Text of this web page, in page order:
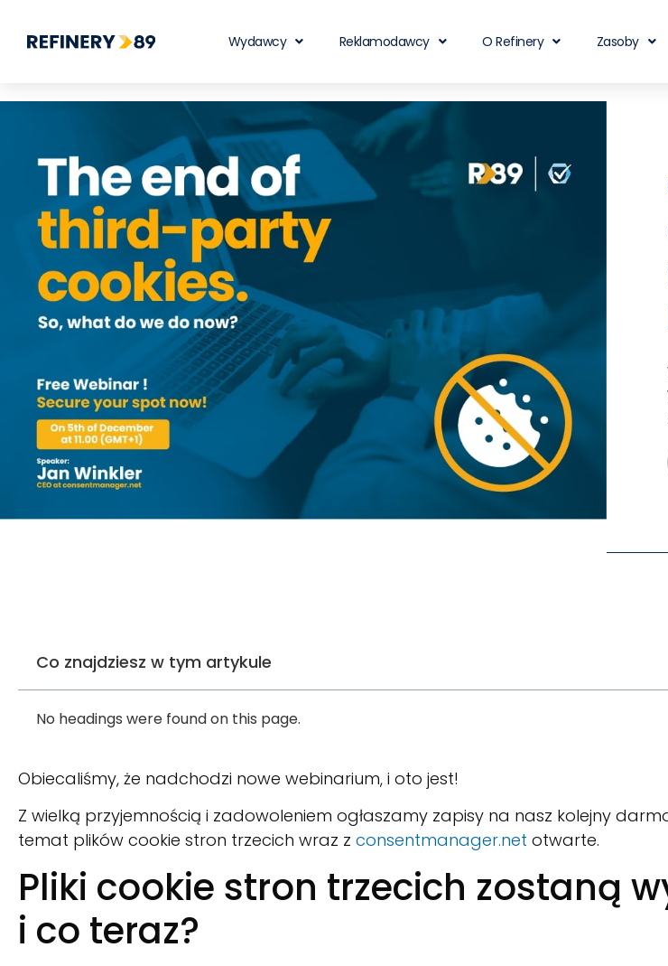
Wydawcy Reklamodawcy O Refinery Zasoby
Co znajdziesz w tym artykule
No headings were found on this page.
Obiecaliśmy, że nadchodzi nowe webinarium, i oto jest!
Z wielką przyjemnością i zadowoleniem ogłaszamy zapisy na nasz kolejny
temat plików cookie stron trzecich wraz z consentmanager.net otwarte.
Pliki cookie stron trzecich zostaną
i co teraz?